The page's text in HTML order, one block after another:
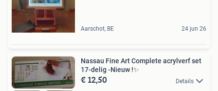
Aarschot, BE 24 jun 26
Nassau Fine Art Complete acrylverf set
17-delig -Nieuw !✨
€ 12,50 Details